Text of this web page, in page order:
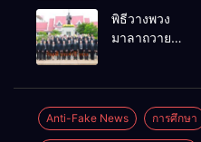
เยาวชน ผ่าน
พิธีวางพวง
มาลาถวาย
2569 และ
การแข่งขัน
Anti-Fake News การศึกษา